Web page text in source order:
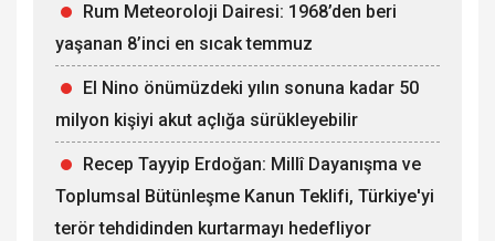
Rum Meteoroloji Dairesi: 1968’den beri
yaşanan 8’inci en sıcak temmuz
El Nino önümüzdeki yılın sonuna kadar 50
milyon kişiyi akut açlığa sürükleyebilir
Recep Tayyip Erdoğan: Millî Dayanışma ve
Toplumsal Bütünleşme Kanun Teklifi, Türkiye'yi
terör tehdidinden kurtarmayı hedefliyor